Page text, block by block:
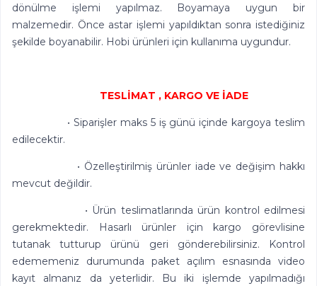
dönülme işlemi yapılmaz. Boyamaya uygun bir
malzemedir. Önce astar işlemi yapıldıktan sonra istediğiniz
şekilde boyanabilir. Hobi ürünleri için kullanıma uygundur.
TESLİMAT , KARGO VE İADE
• Siparişler maks 5 iş günü içinde kargoya teslim
edilecektir.
• Özelleştirilmiş ürünler iade ve değişim hakkı
mevcut değildir.
• Ürün teslimatlarında ürün kontrol edilmesi
gerekmektedir. Hasarlı ürünler için kargo görevlisine
tutanak tutturup ürünü geri gönderebilirsiniz. Kontrol
edememeniz durumunda paket açılım esnasında video
kayıt almanız da yeterlidir. Bu iki işlemde yapılmadığı